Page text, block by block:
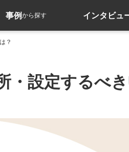
事例から探す インタビュ
？
・設定するべ